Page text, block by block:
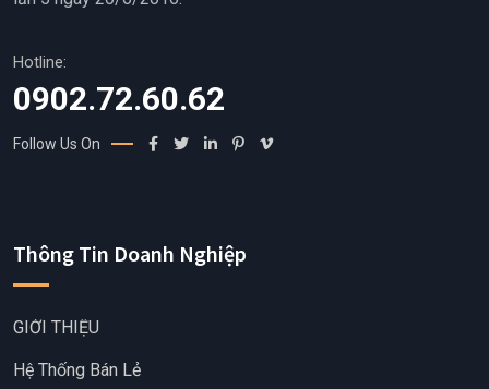
Hotline:
0902.72.60.62
Follow Us On
Thông Tin Doanh Nghiệp
GIỚI THIỆU
Hệ Thống Bán Lẻ